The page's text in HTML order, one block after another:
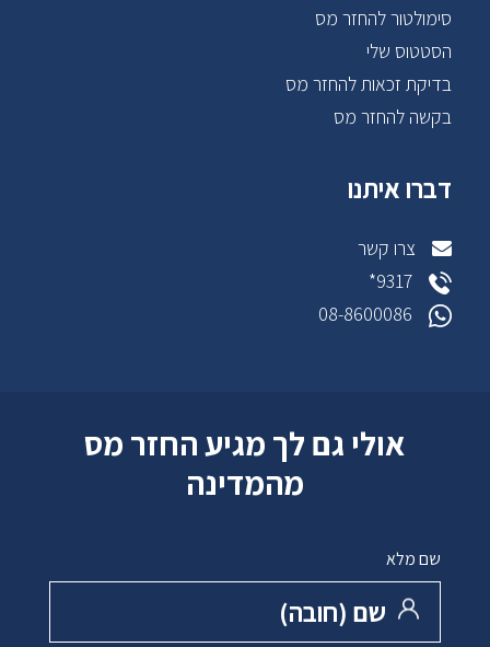
סימולטור להחזר מס
הסטטוס שלי
בדיקת זכאות להחזר מס
בקשה להחזר מס
דברו איתנו
צרו קשר
9317*
08-8600086
אולי גם לך מגיע החזר מס
מהמדינה
שם מלא
שם ‏(חובה)